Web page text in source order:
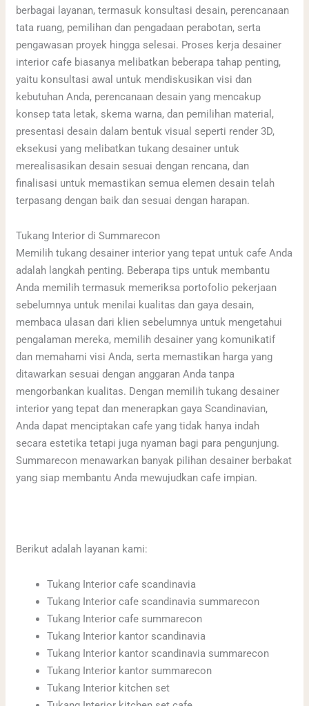
berbagai layanan, termasuk konsultasi desain, perencanaan
tata ruang, pemilihan dan pengadaan perabotan, serta
pengawasan proyek hingga selesai. Proses kerja desainer
interior cafe biasanya melibatkan beberapa tahap penting,
yaitu konsultasi awal untuk mendiskusikan visi dan
kebutuhan Anda, perencanaan desain yang mencakup
konsep tata letak, skema warna, dan pemilihan material,
presentasi desain dalam bentuk visual seperti render 3D,
eksekusi yang melibatkan tukang desainer untuk
merealisasikan desain sesuai dengan rencana, dan
finalisasi untuk memastikan semua elemen desain telah
terpasang dengan baik dan sesuai dengan harapan.
Tukang Interior di Summarecon
Memilih tukang desainer interior yang tepat untuk cafe Anda
adalah langkah penting. Beberapa tips untuk membantu
Anda memilih termasuk memeriksa portofolio pekerjaan
sebelumnya untuk menilai kualitas dan gaya desain,
membaca ulasan dari klien sebelumnya untuk mengetahui
pengalaman mereka, memilih desainer yang komunikatif
dan memahami visi Anda, serta memastikan harga yang
ditawarkan sesuai dengan anggaran Anda tanpa
mengorbankan kualitas. Dengan memilih tukang desainer
interior yang tepat dan menerapkan gaya Scandinavian,
Anda dapat menciptakan cafe yang tidak hanya indah
secara estetika tetapi juga nyaman bagi para pengunjung.
Summarecon menawarkan banyak pilihan desainer berbakat
yang siap membantu Anda mewujudkan cafe impian.
Berikut adalah layanan kami:
Tukang Interior cafe scandinavia
Tukang Interior cafe scandinavia summarecon
Tukang Interior cafe summarecon
Tukang Interior kantor scandinavia
Tukang Interior kantor scandinavia summarecon
Tukang Interior kantor summarecon
Tukang Interior kitchen set